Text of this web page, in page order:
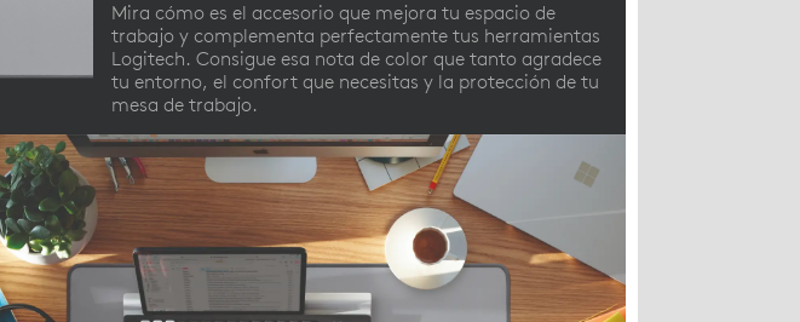
Mira cómo es el accesorio que mejora tu espacio de
trabajo y complementa perfectamente tus herramientas
Logitech. Consigue esa nota de color que tanto agradece
tu entorno, el confort que necesitas y la protección de tu
mesa de trabajo.